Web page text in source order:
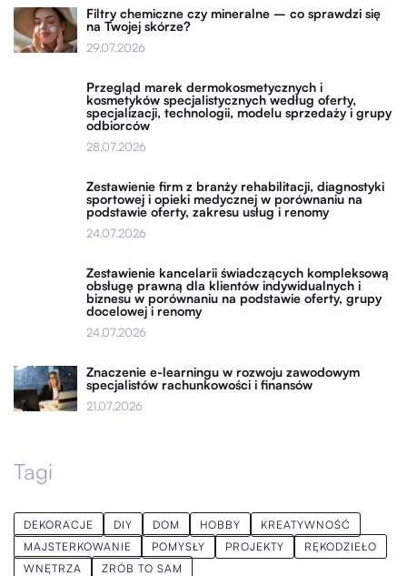
Filtry chemiczne czy mineralne – co sprawdzi się
na Twojej skórze?
29.07.2026
Przegląd marek dermokosmetycznych i
kosmetyków specjalistycznych według oferty,
specjalizacji, technologii, modelu sprzedaży i grupy
odbiorców
28.07.2026
Zestawienie firm z branży rehabilitacji, diagnostyki
sportowej i opieki medycznej w porównaniu na
podstawie oferty, zakresu usług i renomy
24.07.2026
Zestawienie kancelarii świadczących kompleksową
obsługę prawną dla klientów indywidualnych i
biznesu w porównaniu na podstawie oferty, grupy
docelowej i renomy
24.07.2026
Znaczenie e-learningu w rozwoju zawodowym
specjalistów rachunkowości i finansów
21.07.2026
Tagi
DEKORACJE DIY DOM HOBBY
KREATYWNOŚĆ
MAJSTERKOWANIE
POMYSŁY PROJEKTY
RĘKODZIEŁO
WNĘTRZA
ZRÓB TO SAM